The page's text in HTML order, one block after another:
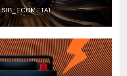
SIB_ECOMETAL